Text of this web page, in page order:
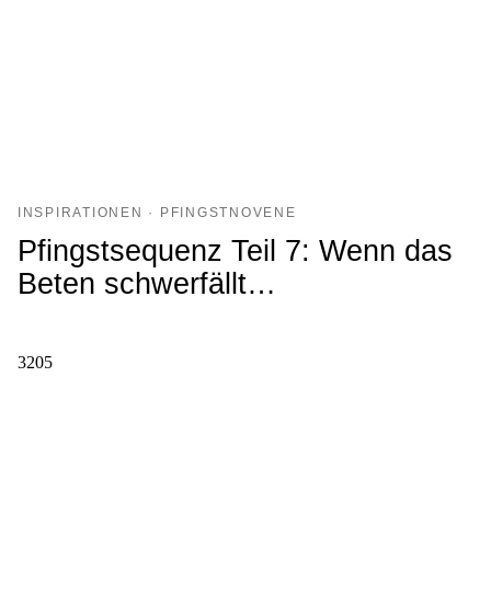
INSPIRATIONEN · PFINGSTNOVENE
Pfingstsequenz Teil 7: Wenn das
Beten schwerfällt…
3205